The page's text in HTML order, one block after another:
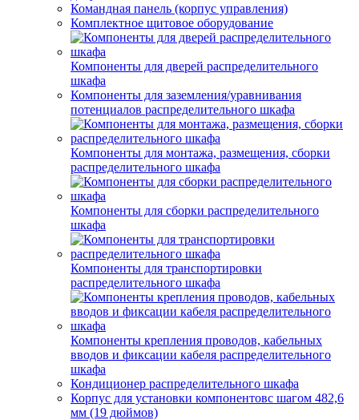
Командная панель (корпус управления)
Комплектное щитовое оборудование
Компоненты для дверей распределительного
шкафа
Компоненты для заземления/уравнивания
потенциалов распределительного шкафа
Компоненты для монтажа, размещения, сборки
распределительного шкафа
Компоненты для сборки распределительного
шкафа
Компоненты для транспортировки
распределительного шкафа
Компоненты крепления проводов, кабельных
вводов и фиксации кабеля распределительного
шкафа
Кондиционер распределительного шкафа
Корпус для установки компонентовс шагом 482,6
мм (19 дюймов)